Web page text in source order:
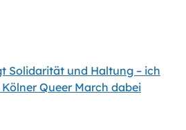
Solidarität und Haltung – ich
Queer March dabei